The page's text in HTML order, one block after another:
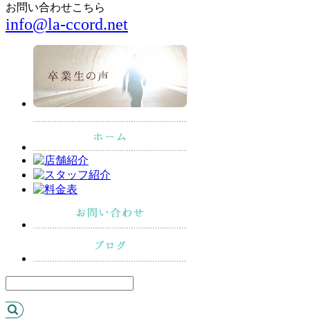
お問い合わせこちら
info@la-ccord.net